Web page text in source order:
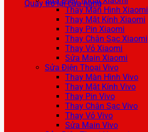
Quay trở lại cửa hàng
Thay Màn Hình Xiaomi
Thay Mặt Kính Xiaomi
Thay Pin Xiaomi
Thay Chân Sạc Xiaomi
Thay Vỏ Xiaomi
Sửa Main Xiaomi
Sửa Điện Thoại Vivo
Thay Màn Hình Vivo
Thay Mặt Kính Vivo
Thay Pin Vivo
Thay Chân Sạc Vivo
Thay Vỏ Vivo
Sửa Main Vivo